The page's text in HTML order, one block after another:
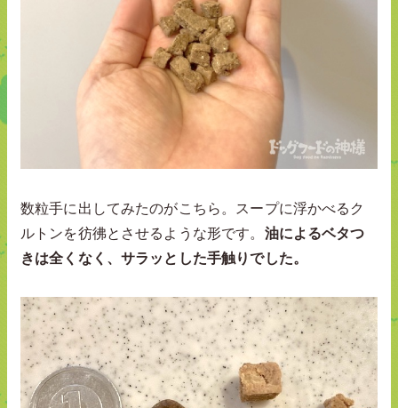
数粒手に出してみたのがこちら。スープに浮かべるク
ルトンを彷彿とさせるような形です。 油によるベタつ
きは全くなく、サラッとした手触りでした。